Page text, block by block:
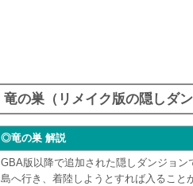
竜の巣（リメイク版の隠しダ
◎竜の巣 解説
GBA版以降で追加された隠しダンジョ
島へ行き、着陸しようとすれば入ること